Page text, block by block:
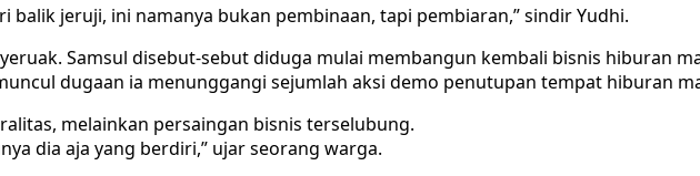
balik jeruji, ini namanya bukan pembinaan, tapi pembiaran,” sindir Yudhi.
Samsul disebut-sebut diduga mulai membangun kembali bisnis hiburan
dugaan ia menunggangi sejumlah aksi demo penutupan tempat hiburan
melainkan persaingan bisnis terselubung.
dia aja yang berdiri,” ujar seorang warga.